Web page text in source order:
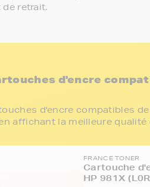
retrait.
d'encre
d'encre compatibles
affichant la meilleure qualité
FRANCE TONER
Cartouche
HP 981X